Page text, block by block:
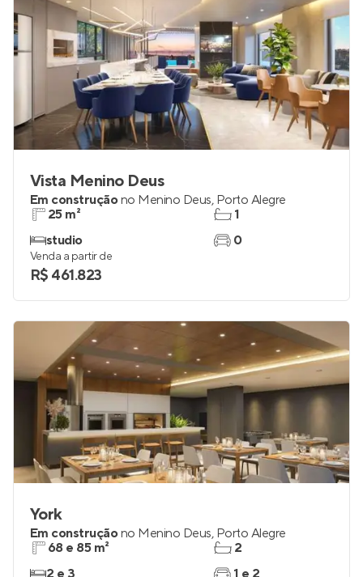
Vista Menino Deus
Em construçãono Menino Deus, Porto Alegre
25 m²
studio
1
0
Venda a partir de
R$ 461.823
York
Em construçãono Menino Deus, Porto Alegre
68 e 85 m²
2 e 3
2
1 e 2